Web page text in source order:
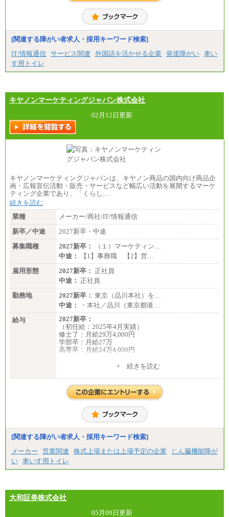
[関連する障がい者求人・採用キーワード検索]
IT/情報通信 サービス関連 外国語を活かせる企業 発達障がい 車い
す用トイレ
キヤノンマーケティングジャパン株式会社
02月12日更新
キヤノンマーケティングジャパンは、キヤノン商品の国内向け商品企
画・広報宣伝活動・販売・サービスなど幅広い活動を展開するマーケ
ティング企業であり、「くらし…
続きを読む
業種
メーカー/商社/IT/情報通信
新卒／中途
2027新卒・中途
募集職種
2027新卒：
（１）マーケティン…
中途：
【1】事務職 【2】営…
雇用形態
2027新卒： 正社員
中途： 正社員
勤務地
2027新卒： 東京（品川本社）を…
中途：
・本社／品川（東京都港…
給与
2027新卒：
（初任給：2025年4月実績）
修士了：月給29万4,000円
学部卒：月給27万
高専卒：月給24万4,000円
月給 250,000円～350,000円
想定年収 420万円～600万円
入社時の処遇（基本給・賞与）は経験・スキルを考
経験・スキルによっては、記載額を超える場合もあ
※試用期間中も給与に変更はございません。
+ 続きを読む
[関連する障がい者求人・採用キーワード検索]
メーカー
営業関連 株式上場または上場予定の企業
じん臓機能障が
い 車いす用トイレ
大和証券株式会社
05月09日更新